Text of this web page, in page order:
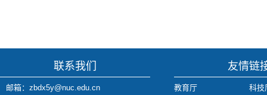
联系我们
邮箱：zbdx5y@nuc.edu.cn
友情链
教育厅 科技